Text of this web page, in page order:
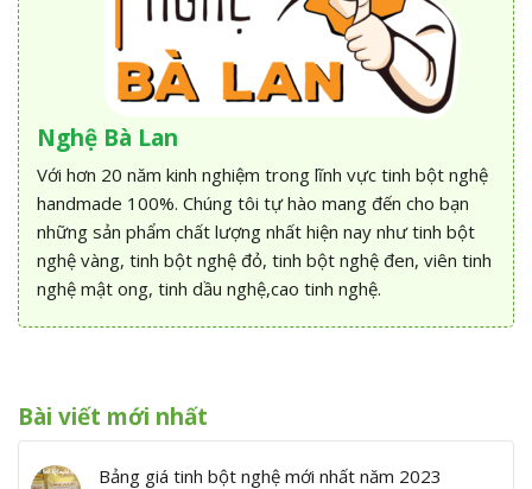
Nghệ Bà Lan
Với hơn 20 năm kinh nghiệm trong lĩnh vực tinh bột nghệ
handmade 100%. Chúng tôi tự hào mang đến cho bạn
những sản phẩm chất lượng nhất hiện nay như tinh bột
nghệ vàng, tinh bột nghệ đỏ, tinh bột nghệ đen, viên tinh
nghệ mật ong, tinh dầu nghệ,cao tinh nghệ.
Bài viết mới nhất
Bảng giá tinh bột nghệ mới nhất năm 2023